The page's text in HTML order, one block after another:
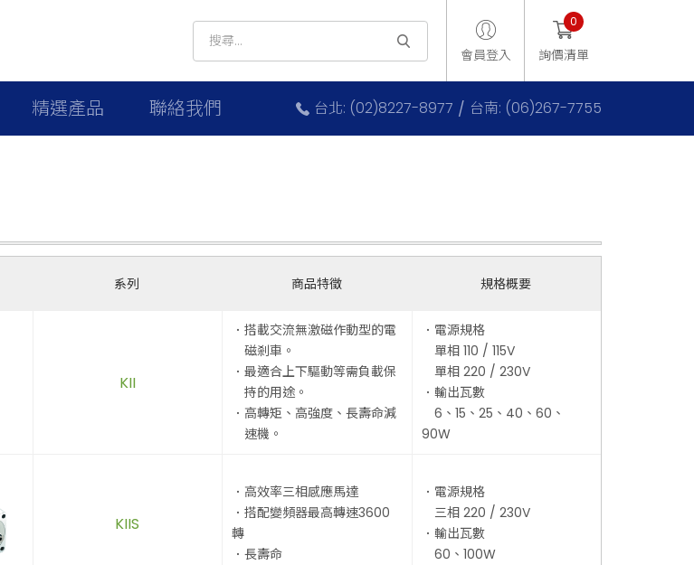
會員登入 詢價清單
0
精選產品 聯絡我們 台北: (02)8227-8977 台南: (06)267-7755
系列 商品特徵 規格概要
KII
．搭載交流無激磁作動型的電
磁剎車。
．最適合上下驅動等需負載保
持的用途。
．高轉矩、高強度、長壽命減
速機。
．電源規格
單相 110 / 115V
單相 220 / 230V
．輸出瓦數
6、15、25、40、60、
90W
KIIS
．高效率三相感應馬達
．搭配變頻器最高轉速3600
轉
．長壽命
．電源規格
三相 220 / 230V
．輸出瓦數
60、100W